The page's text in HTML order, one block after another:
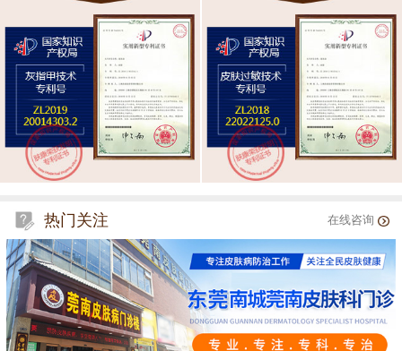
热门关注 在线咨询